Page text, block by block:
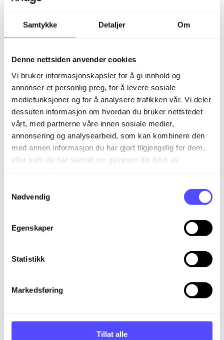
Samtykke Detaljer Om
Denne nettsiden anvender cookies
Vi bruker informasjonskapsler for å gi innhold og
annonser et personlig preg, for å levere sosiale
mediefunksjoner og for å analysere trafikken vår. Vi deler
dessuten informasjon om hvordan du bruker nettstedet
vårt, med partnerne våre innen sosiale medier,
annonsering og analysearbeid, som kan kombinere den
med annen informasjon du har gjort tilgjengelig for dem,
eller som de har samlet inn gjennom din bruk av
Nødvendig
Egenskaper
Statistikk
Markedsføring
Tillat alle
slik at arten ikke syns i timeregistreringen.
Relaterte artikler
Lær mer om rapporter i timer